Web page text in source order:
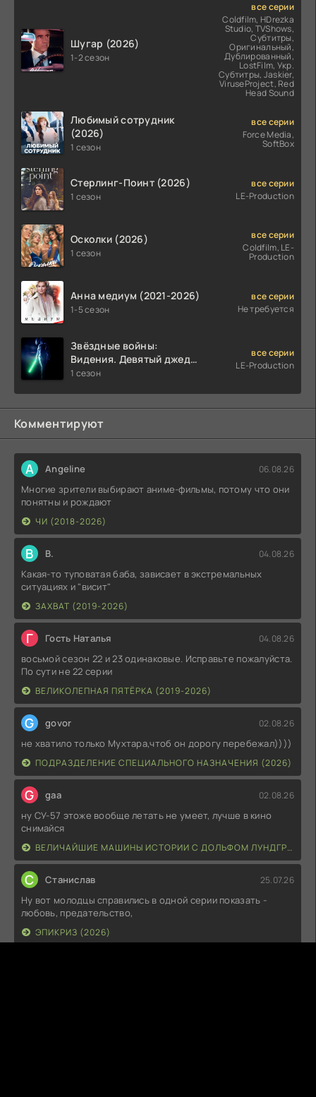
Шугар (2026)
1-2 сезон
все серии
Coldfilm, HDrezka
Studio, TVShows,
Субтитры,
Оригинальный,
Дублированный,
LostFilm, Укр.
Субтитры, Jaskier,
ViruseProject, Red
Head Sound
Любимый сотрудник
(2026)
1 сезон
все серии
Force Media,
SoftBox
Стерлинг-Поинт (2026)
1 сезон
все серии
LE-Production
Осколки (2026)
1 сезон
все серии
Coldfilm, LE-
Production
Анна медиум (2021-2026)
1-5 сезон
все серии
Не требуется
Звёздные войны:
Видения. Девятый джедай
(2026)
1 сезон
все серии
LE-Production
Комментируют
A Angeline 06.08.26
Многие зрители выбирают аниме-фильмы, потому что они
понятны и рождают
ЧИ (2018-2026)
В В. 04.08.26
Какая-то туповатая баба, зависает в экстремальных
ситуациях и "висит"
ЗАХВАТ (2019-2026)
Г Гость Наталья 04.08.26
восьмой сезон 22 и 23 одинаковые. Исправьте пожалуйста.
По сути не 22 серии
ВЕЛИКОЛЕПНАЯ ПЯТЁРКА (2019-2026)
G govor 02.08.26
не хватило только Мухтара,чтоб он дорогу перебежал))))
ПОДРАЗДЕЛЕНИЕ СПЕЦИАЛЬНОГО НАЗНАЧЕНИЯ (2026)
G gaa 02.08.26
ну СУ-57 этоже вообще летать не умеет, лучше в кино
снимайся
ВЕЛИЧАЙШИЕ МАШИНЫ ИСТОРИИ С ДОЛЬФОМ ЛУНДГРЕНОМ (2026)
С Станислав 25.07.26
Ну вот молодцы справились в одной серии показать -
любовь, предательство,
ЭПИКРИЗ (2026)